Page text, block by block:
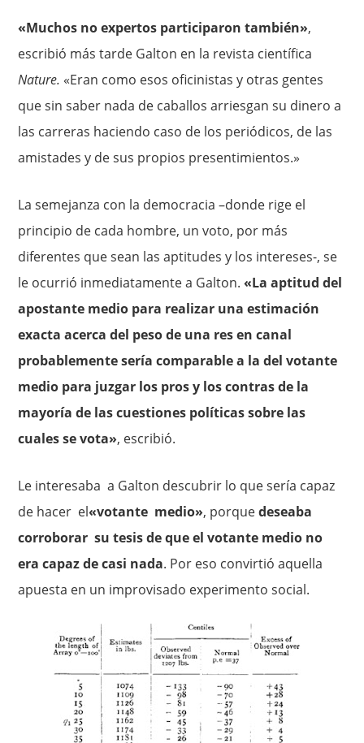
«Muchos no exper­tos participaron también»,
escribió más tarde Galton en la revista científica
Nature. «Eran como esos oficinistas y otras gentes
que sin saber nada de caballos arriesgan su dinero a
las carreras haciendo caso de los periódicos, de las
amistades y de sus propios presenti­mientos.»
La semejanza con la democracia –donde rige el
principio de cada hombre, un voto, por más
diferentes que sean las aptitudes y los intereses-, se
le ocurrió inmediatamente a Galton.«La apti­tud del
apostante medio para realizar una estimación
exacta acerca del peso de una res en canal
probablemente sería comparable a la del votante
medio para juzgar los pros y los contras de la
mayoría de las cuestiones políticas sobre las
cuales se vota», escribió.
Le interesaba a Galton descubrir lo que sería capaz
de hacer el«votante medio», porquedeseaba
corroborar su tesis de que el votante medio no
era capaz de casi nada. Por eso convirtió aquella
apuesta en un improvisado experimento social.